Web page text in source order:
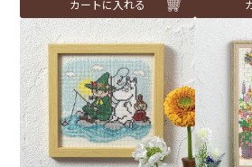
カートに入れる